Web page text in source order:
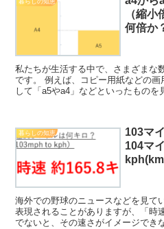
暮らしの知恵
（縮
何倍か
私たちが生活する中で、さまざまな
です。 例えば、コピー用紙などの画
して「a5やa4」などといったもの
暮らしの知恵
103マ
104マ
海外での野球のニュースなどを見て
表現されることがありますが、「時
でないと、その速さがイメージでき